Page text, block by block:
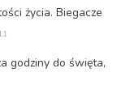
życia. Biegacze
godziny do święta,